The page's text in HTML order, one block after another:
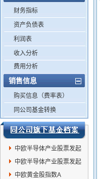
财务指标
资产负债表
利润表
收入分析
费用分析
销售信息
购买信息（费率表）
同公司基金转换
中欧半导体产业股票发起
A
中欧半导体产业股票发起
C
中欧黄金股指数A